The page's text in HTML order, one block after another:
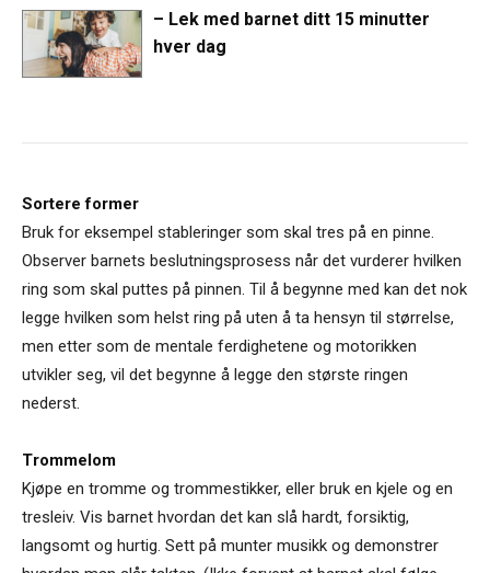
– Lek med barnet ditt 15 minutter
hver dag
Sortere former
Bruk for eksempel stableringer som skal tres på en pinne.
Observer barnets beslutningsprosess når det vurderer hvilken
ring som skal puttes på pinnen. Til å begynne med kan det nok
legge hvilken som helst ring på uten å ta hensyn til størrelse,
men etter som de mentale ferdighetene og motorikken
utvikler seg, vil det begynne å legge den største ringen
nederst.
Trommelom
Kjøpe en tromme og trommestikker, eller bruk en kjele og en
tresleiv. Vis barnet hvordan det kan slå hardt, forsiktig,
langsomt og hurtig. Sett på munter musikk og demonstrer